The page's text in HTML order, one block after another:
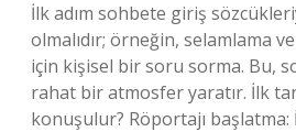
İlk adım sohbete giriş
olmalıdır; örneğin, selamlama
için kişisel bir soru sorma. Bu,
rahat bir atmosfer yaratır. İlk
konuşulur? Röportajı başlatma: